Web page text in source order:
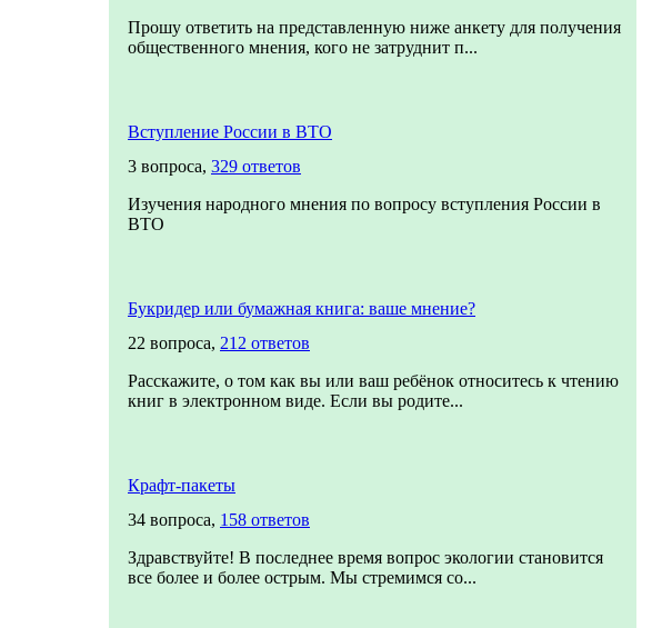
Прошу ответить на представленную ниже анкету для получения
общественного мнения, кого не затруднит п...
Вступление России в ВТО
3 вопроса, 329 ответов
Изучения народного мнения по вопросу вступления России в
ВТО
Букридер или бумажная книга: ваше мнение?
22 вопроса, 212 ответов
Расскажите, о том как вы или ваш ребёнок относитесь к чтению
книг в электронном виде. Если вы родите...
Крафт-пакеты
34 вопроса, 158 ответов
Здравствуйте! В последнее время вопрос экологии становится
все более и более острым. Мы стремимся со...